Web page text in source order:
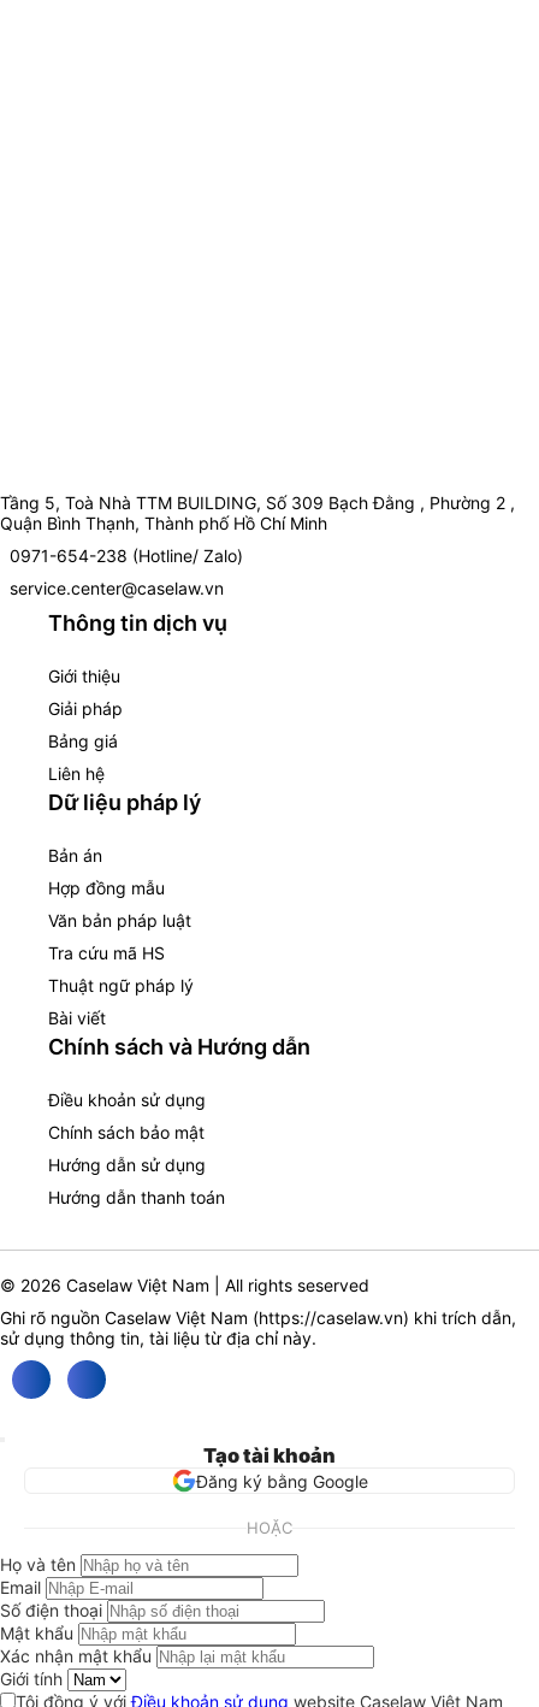
Tầng 5, Toà Nhà TTM BUILDING, Số 309 Bạch Đằng , Phường 2 ,
Quận Bình Thạnh, Thành phố Hồ Chí Minh
0971-654-238 (Hotline/ Zalo)
service.center@caselaw.vn
Thông tin dịch vụ
Giới thiệu
Giải pháp
Bảng giá
Liên hệ
Dữ liệu pháp lý
Bản án
Hợp đồng mẫu
Văn bản pháp luật
Tra cứu mã HS
Thuật ngữ pháp lý
Bài viết
Chính sách và Hướng dẫn
Điều khoản sử dụng
Chính sách bảo mật
Hướng dẫn sử dụng
Hướng dẫn thanh toán
© 2026 Caselaw Việt Nam | All rights seserved
Ghi rõ nguồn Caselaw Việt Nam (https://caselaw.vn) khi trích dẫn,
sử dụng thông tin, tài liệu từ địa chỉ này.
Tạo tài khoản
Đăng ký bằng Google
HOẶC
Họ và tên
Email
Số điện thoại
Mật khẩu
Xác nhận mật khẩu
Giới tính
Tôi đồng ý vớiĐiều khoản sử dụng website Caselaw Việt Nam